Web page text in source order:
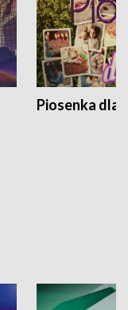
Piosenka dla